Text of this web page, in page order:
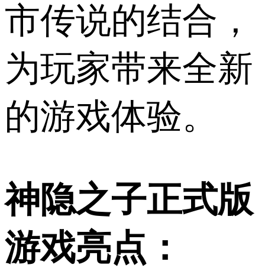
市传说的结合，
为玩家带来全新
的游戏体验。
神隐之子正式版
游戏亮点：